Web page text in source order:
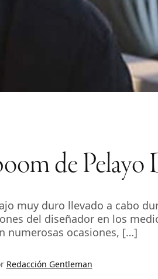
de Pelayo
muy duro llevado a cabo
del diseñador en los
numerosas ocasiones, […]
Redacción Gentleman